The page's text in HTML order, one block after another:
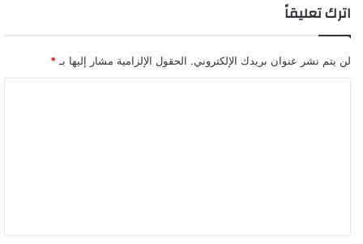
اترك تعليقاً
لن يتم نشر عنوان بريدك الإلكتروني. الحقول الإلزامية مشار إليها بـ *
ق